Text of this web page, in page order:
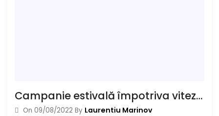
Campanie estivală împotriva vitezei
On 09/08/2022 By Laurentiu Marinov